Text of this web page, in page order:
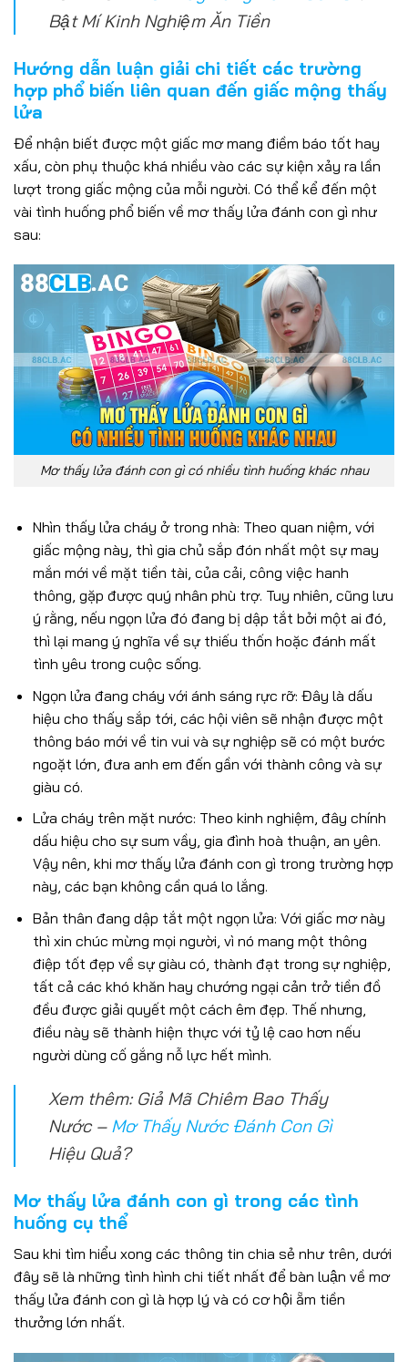
Bật Mí Kinh Nghiệm Ăn Tiền
Hướng dẫn luận giải chi tiết các trường
hợp phổ biến liên quan đến giấc mộng thấy
lửa
Để nhận biết được một giấc mơ mang điềm báo tốt hay
xấu, còn phụ thuộc khá nhiều vào các sự kiện xảy ra lần
lượt trong giấc mộng của mỗi người. Có thể kể đến một
vài tình huống phổ biến về mơ thấy lửa đánh con gì như
sau:
Mơ thấy lửa đánh con gì có nhiều tình huống khác nhau
Nhìn thấy lửa cháy ở trong nhà: Theo quan niệm, với
giấc mộng này, thì gia chủ sắp đón nhất một sự may
mắn mới về mặt tiền tài, của cải, công việc hanh
thông, gặp được quý nhân phù trợ. Tuy nhiên, cũng lưu
ý rằng, nếu ngọn lửa đó đang bị dập tắt bởi một ai đó,
thì lại mang ý nghĩa về sự thiếu thốn hoặc đánh mất
tình yêu trong cuộc sống.
Ngọn lửa đang cháy với ánh sáng rực rỡ: Đây là dấu
hiệu cho thấy sắp tới, các hội viên sẽ nhận được một
thông báo mới về tin vui và sự nghiệp sẽ có một bước
ngoặt lớn, đưa anh em đến gần với thành công và sự
giàu có.
Lửa cháy trên mặt nước: Theo kinh nghiệm, đây chính
dấu hiệu cho sự sum vầy, gia đình hoà thuận, an yên.
Vậy nên, khi mơ thấy lửa đánh con gì trong trường hợp
này, các bạn không cần quá lo lắng.
Bản thân đang dập tắt một ngọn lửa: Với giấc mơ này
thì xin chúc mừng mọi người, vì nó mang một thông
điệp tốt đẹp về sự giàu có, thành đạt trong sự nghiệp,
tất cả các khó khăn hay chướng ngại cản trở tiền đồ
đều được giải quyết một cách êm đẹp. Thế nhưng,
điều này sẽ thành hiện thực với tỷ lệ cao hơn nếu
người dùng cố gắng nỗ lực hết mình.
Xem thêm: Giả Mã Chiêm Bao Thấy
Nước – Mơ Thấy Nước Đánh Con Gì
Hiệu Quả?
Mơ thấy lửa đánh con gì trong các tình
huống cụ thể
Sau khi tìm hiểu xong các thông tin chia sẻ như trên, dưới
đây sẽ là những tình hình chi tiết nhất để bàn luận về mơ
thấy lửa đánh con gì là hợp lý và có cơ hội ẵm tiền
thưởng lớn nhất.